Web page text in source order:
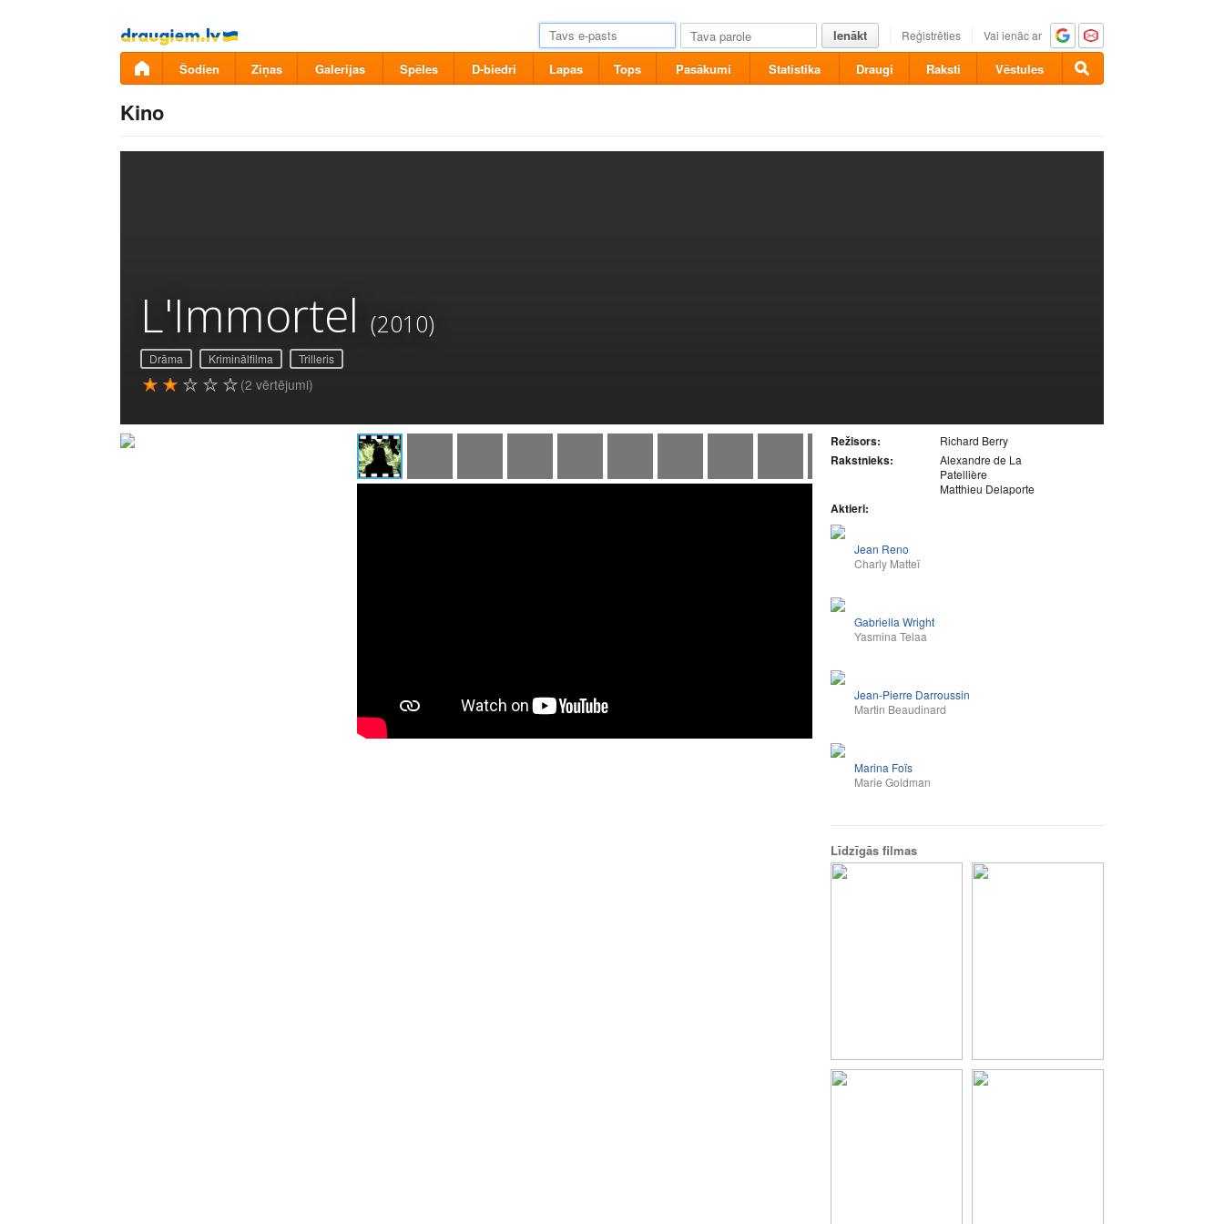
Pāriet
uz
saturu
Ienākt Reģistrēties Vai ienāc ar
Šodien Ziņas Galerijas Spēles D-biedri Lapas Tops Pasākumi Statistika Draugi Raksti Vēstules
Kino
L'Immortel (2010)
Drāma Kriminālfilma Trilleris
(2 vērtējumi)
Režisors: Richard Berry
Rakstnieks:
Alexandre de La
Patellière
Matthieu Delaporte
Aktieri:
Jean Reno
Charly Matteï
Gabriella Wright
Yasmina Telaa
Jean-Pierre Darroussin
Martin Beaudinard
Marina Foïs
Marie Goldman
Līdzīgās filmas